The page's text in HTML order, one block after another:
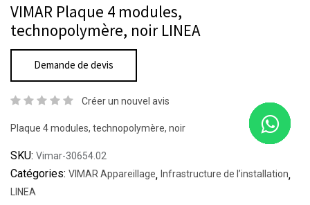
VIMAR Plaque 4 modules,
technopolymère, noir LINEA
Demande de devis
Créer un nouvel avis
Plaque 4 modules, technopolymère, noir
SKU: Vimar-30654.02
Catégories: VIMAR Appareillage, Infrastructure de l’installation,
LINEA